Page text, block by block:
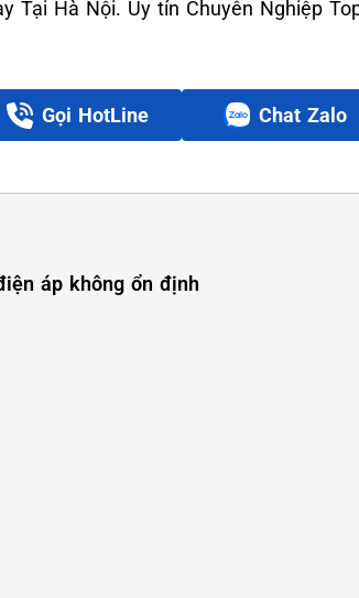
Tại Hà Nội. Uy tín Chuyên Nghiệp
Gọi HotLine Chat Zalo
áp không ổn định